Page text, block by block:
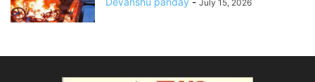
July 15, 2026